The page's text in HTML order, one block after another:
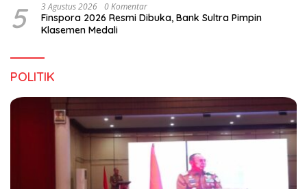
5 3 Agustus 2026 0 Komentar
Finspora 2026 Resmi Dibuka, Bank Sultra Pimpin
Klasemen Medali
POLITIK